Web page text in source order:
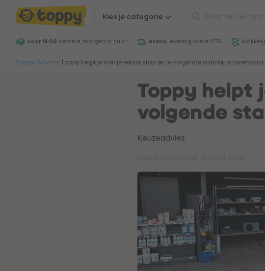
Kies je categorie
Voor 18:00 besteld, morgen in huis* Gratis levering vanaf €75
Toppy Advice Toppy helpt je met je eerste stap én je volgende stap bij je zwembad
Toppy helpt
volgende
Keuzeadvies